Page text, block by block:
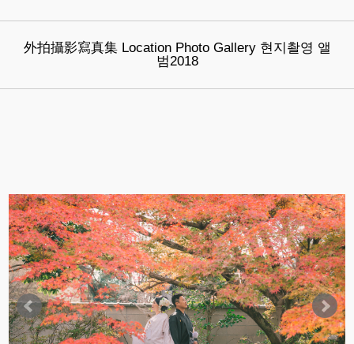
外拍攝影寫真集 Location Photo Gallery 현지촬영 앨
범2018